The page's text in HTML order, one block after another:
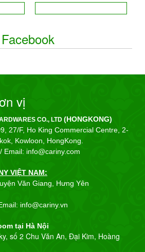
vị
CO., LTD (HONGKONG)
27/F, Ho King Commercial Centre, 2-
Kowloon, HongKong.
Email: info@cariny.com
VIỆT NAM:
Văn Giang, Hưng Yên
info@cariny.vn
tại Hà Nội
số 2 Chu Văn An, Đại Kim, Hoàng